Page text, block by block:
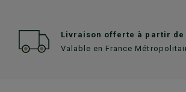
Livraison offerte à partir
Valable en France